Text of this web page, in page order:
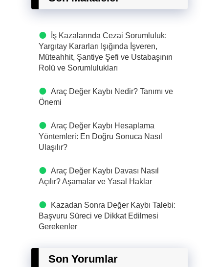
İş Kazalarında Cezai Sorumluluk:
Yargıtay Kararları Işığında İşveren,
Müteahhit, Şantiye Şefi ve Ustabaşının
Rolü ve Sorumlulukları
Araç Değer Kaybı Nedir? Tanımı ve
Önemi
Araç Değer Kaybı Hesaplama
Yöntemleri: En Doğru Sonuca Nasıl
Ulaşılır?
Araç Değer Kaybı Davası Nasıl
Açılır? Aşamalar ve Yasal Haklar
Kazadan Sonra Değer Kaybı Talebi:
Başvuru Süreci ve Dikkat Edilmesi
Gerekenler
Son Yorumlar